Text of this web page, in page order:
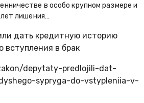
в особо крупном размере и
лишения…
дать кредитную историю
вступления в брак
depytaty-predlojili-dat-
sypryga-do-vstypleniia-v-